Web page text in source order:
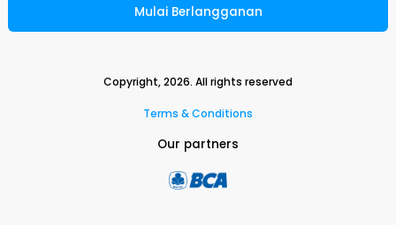
Mulai Berlangganan
Copyright,2026. All rights reserved
Terms & Conditions
Our partners